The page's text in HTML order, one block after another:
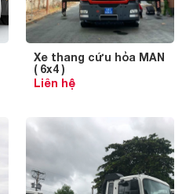
Xe thang cứu hỏa MAN
( 6x4 )
Liên hệ